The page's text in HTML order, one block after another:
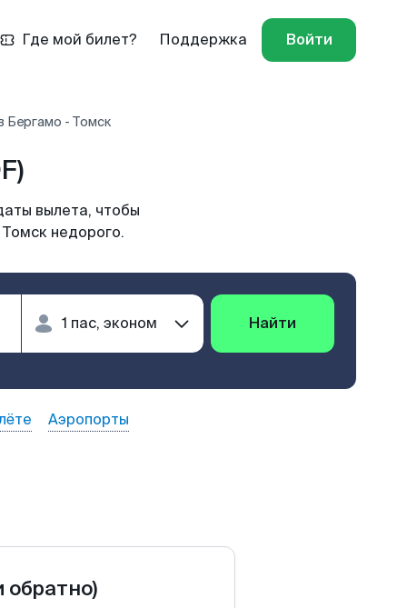
Где мой билет? Поддержка Войти
Бергамо - Томск
вылета, чтобы
недорого.
Найти
Аэропорты
обратно)